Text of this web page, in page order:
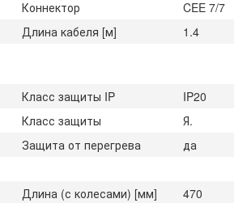
Коннектор
CEE 7/7
Длина кабеля [м]
1.4
Класс защиты IP
IP20
Класс защиты
Я.
Защита от перегрева
да
Длина (с колесами) [мм]
470